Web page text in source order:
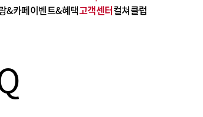
&카페
아
저트
이벤트&혜택고객센터컬쳐클럽